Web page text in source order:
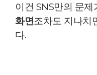
이건 SNS만의 문제
화면조차도 지나치
다.